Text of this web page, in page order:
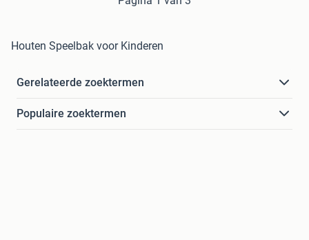
Houten Speelbak voor Kinderen
Gerelateerde zoektermen
Populaire zoektermen